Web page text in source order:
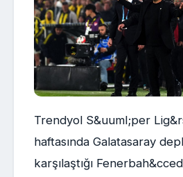
Trendyol S&uuml;per
haftasında Galatasaray
karşılaştığı